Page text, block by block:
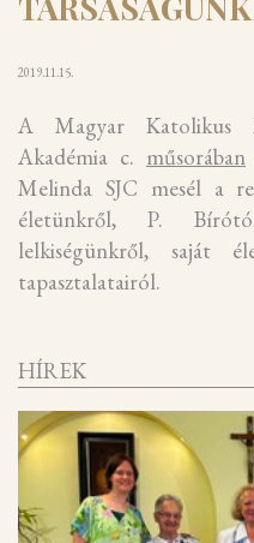
2019.11.15.
A Magyar Katolikus
Akadémia c. műsorában
Melinda SJC mesél a
életünkről, P.
lelkiségünkről, saját
tapasztalatairól.
HÍREK